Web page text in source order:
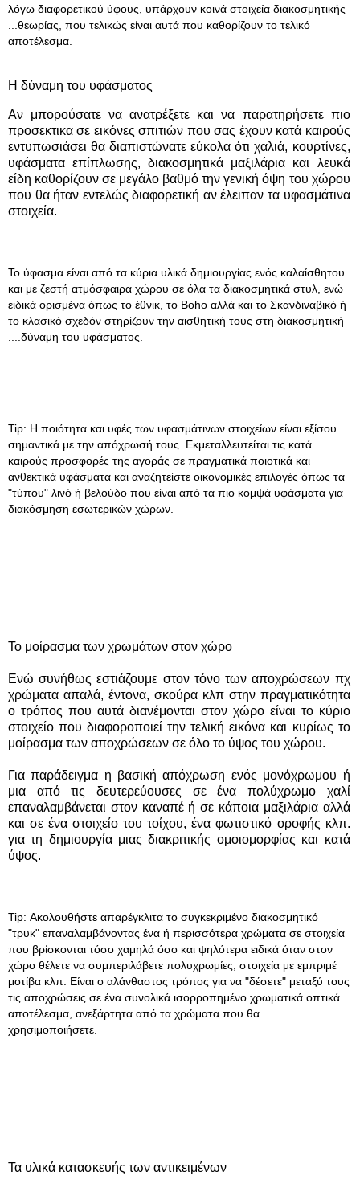
λόγω διαφορετικού ύφους, υπάρχουν κοινά στοιχεία διακοσμητικής
...θεωρίας, που τελικώς είναι αυτά που καθορίζουν το τελικό
αποτέλεσμα.
Η δύναμη του υφάσματος
Αν μπορούσατε να ανατρέξετε και να παρατηρήσετε πιο
προσεκτικα σε εικόνες σπιτιών που σας έχουν κατά καιρούς
εντυπωσιάσει θα διαπιστώνατε εύκολα ότι χαλιά, κουρτίνες,
υφάσματα επίπλωσης, διακοσμητικά μαξιλάρια και λευκά
είδη καθορίζουν σε μεγάλο βαθμό την γενική όψη του χώρου
που θα ήταν εντελώς διαφορετική αν έλειπαν τα υφασμάτινα
στοιχεία.
Το ύφασμα είναι από τα κύρια υλικά δημιουργίας ενός καλαίσθητου
και με ζεστή ατμόσφαιρα χώρου σε όλα τα διακοσμητικά στυλ, ενώ
ειδικά ορισμένα όπως το έθνικ, το Boho αλλά και το Σκανδιναβικό ή
το κλασικό σχεδόν στηρίζουν την αισθητική τους στη διακοσμητική
....δύναμη του υφάσματος.
Tip: Η ποιότητα και υφές των υφασμάτινων στοιχείων είναι εξίσου
σημαντικά με την απόχρωσή τους. Εκμεταλλευτείται τις κατά
καιρούς προσφορές της αγοράς σε πραγματικά ποιοτικά και
ανθεκτικά υφάσματα και αναζητείστε οικονομικές επιλογές όπως τα
"τύπου" λινό ή βελούδο που είναι από τα πιο κομψά υφάσματα για
διακόσμηση εσωτερικών χώρων.
Το μοίρασμα των χρωμάτων στον χώρο
Ενώ συνήθως εστιάζουμε στον τόνο των αποχρώσεων πχ
χρώματα απαλά, έντονα, σκούρα κλπ στην πραγματικότητα
ο τρόπος που αυτά διανέμονται στον χώρο είναι το κύριο
στοιχείο που διαφοροποιεί την τελική εικόνα και κυρίως το
μοίρασμα των αποχρώσεων σε όλο το ύψος του χώρου.
Για παράδειγμα η βασική απόχρωση ενός μονόχρωμου ή
μια από τις δευτερεύουσες σε ένα πολύχρωμο χαλί
επαναλαμβάνεται στον καναπέ ή σε κάποια μαξιλάρια αλλά
και σε ένα στοιχείο του τοίχου, ένα φωτιστικό οροφής κλπ.
για τη δημιουργία μιας διακριτικής ομοιομορφίας και κατά
ύψος.
Tip: Ακολουθήστε απαρέγκλιτα το συγκεκριμένο διακοσμητικό
"τρυκ" επαναλαμβάνοντας ένα ή περισσότερα χρώματα σε στοιχεία
που βρίσκονται τόσο χαμηλά όσο και ψηλότερα ειδικά όταν στον
χώρο θέλετε να συμπεριλάβετε πολυχρωμίες, στοιχεία με εμπριμέ
μοτίβα κλπ. Είναι ο αλάνθαστος τρόπος για να "δέσετε" μεταξύ τους
τις αποχρώσεις σε ένα συνολικά ισορροπημένο χρωματικά οπτικά
αποτέλεσμα, ανεξάρτητα από τα χρώματα που θα
χρησιμοποιήσετε.
Τα υλικά κατασκευής των αντικειμένων